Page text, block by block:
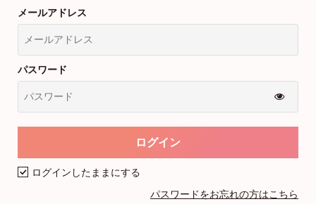
メールアドレス
パスワード
ログインしたままにする
パスワードをお忘れの方はこちら